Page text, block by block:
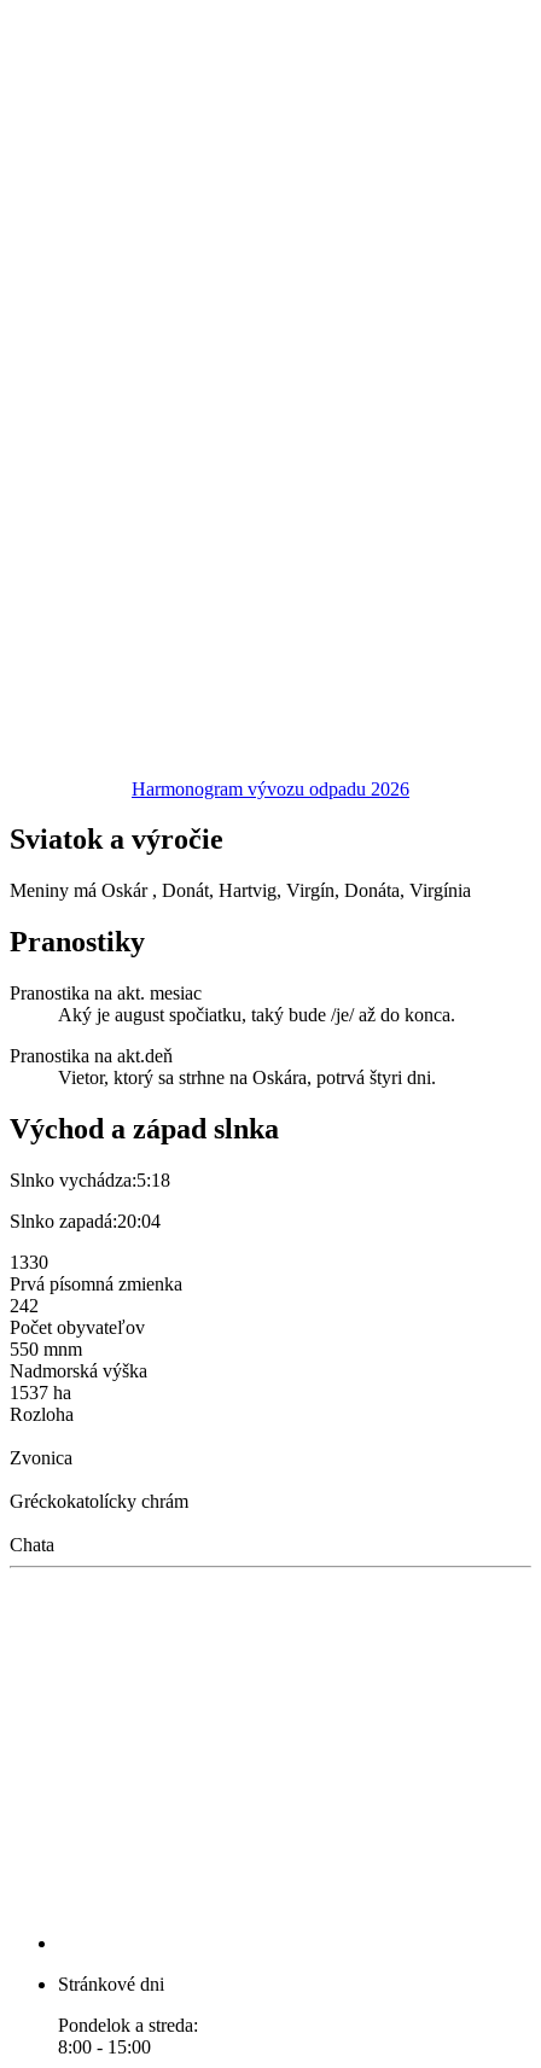
Harmonogram vývozu odpadu 2026
Sviatok a výročie
Meniny má Oskár , Donát, Hartvig, Virgín, Donáta, Virgínia
Pranostiky
Pranostika na akt. mesiac
Aký je august spočiatku, taký bude /je/ až do konca.
Pranostika na akt.deň
Vietor, ktorý sa strhne na Oskára, potrvá štyri dni.
Východ a západ slnka
Slnko vychádza:5:18
Slnko zapadá:20:04
1330
Prvá písomná zmienka
242
Počet obyvateľov
550 mnm
Nadmorská výška
1537 ha
Rozloha
Zvonica
Gréckokatolícky chrám
Chata
Stránkové dni
Pondelok a streda:
8:00 - 15:00